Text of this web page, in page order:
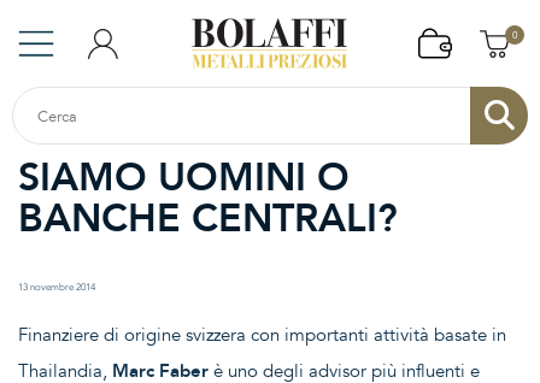
0
SIAMO UOMINI O
BANCHE CENTRALI?
13 novembre 2014
Finanziere di origine svizzera con importanti attività basate in
Thailandia, Marc Faber è uno degli advisor più influenti e